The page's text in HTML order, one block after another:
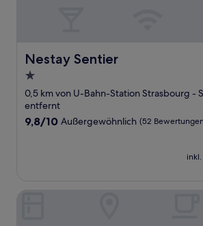
Nestay Sentier
Nestay Sentier
1.0-
Stern-
Unterkunft
0,5 km von U-Bahn-Station Strasbourg -
entfernt
9.8
9,8/10 Außergewöhnlich (52
HIGHSTAY - Luxury Serviced